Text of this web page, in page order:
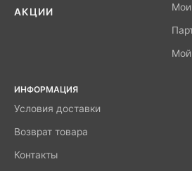
АКЦИИ Мои
Мой
ИНФОРМАЦИЯ
Условия доставки
Возврат товара
Контакты